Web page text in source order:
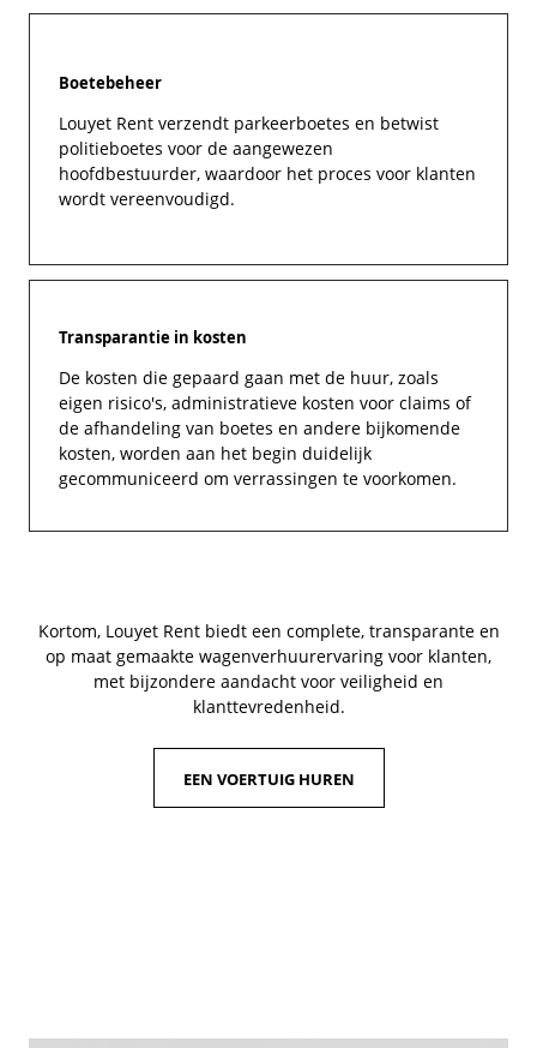
Boetebeheer
Louyet Rent verzendt parkeerboetes en betwist
politieboetes voor de aangewezen
hoofdbestuurder, waardoor het proces voor klanten
wordt vereenvoudigd.
Transparantie in kosten
De kosten die gepaard gaan met de huur, zoals
eigen risico's, administratieve kosten voor claims of
de afhandeling van boetes en andere bijkomende
kosten, worden aan het begin duidelijk
gecommuniceerd om verrassingen te voorkomen.
Kortom, Louyet Rent biedt een complete, transparante en
op maat gemaakte wagenverhuurervaring voor klanten,
met bijzondere aandacht voor veiligheid en
klanttevredenheid.
EEN VOERTUIG HUREN